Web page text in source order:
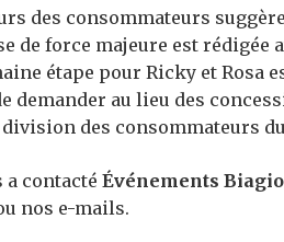
des consommateurs
de force majeure est
étape pour Ricky et Rosa
demander au lieu des
des consommateurs
a contacté Événements Biagio
nos e-mails.